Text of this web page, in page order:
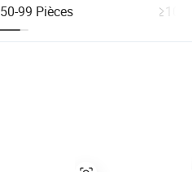
50-99 Pièces ≥100